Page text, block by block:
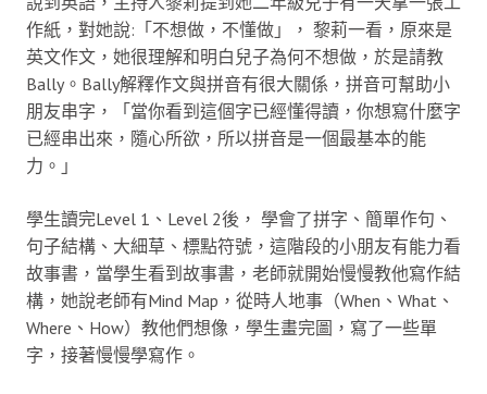
作紙，對她說:「不想做，不懂做」， 黎莉一看，原來是
英文作文，她很理解和明白兒子為何不想做，於是請教
Bally。Bally解釋作文與拼音有很大關係，拼音可幫助小
朋友串字，「當你看到這個字已經懂得讀，你想寫什麼字
已經串出來，隨心所欲，所以拼音是一個最基本的能
力。」
學生讀完Level 1、Level 2後， 學會了拼字、簡單作句、
句子結構、大細草、標點符號，這階段的小朋友有能力看
故事書，當學生看到故事書，老師就開始慢慢教他寫作結
構，她說老師有Mind Map，從時人地事（When、What、
Where、How）教他們想像，學生畫完圖，寫了一些單
字，接著慢慢學寫作。